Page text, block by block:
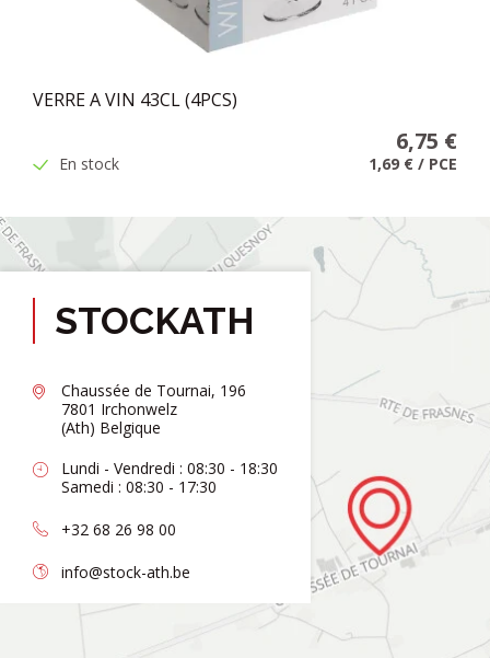
VERRE A VIN 43CL (4PCS)
6,75 €
En stock 1,69 € / PCE
STOCKATH
Chaussée de Tournai, 196
7801 Irchonwelz
(Ath) Belgique
Lundi - Vendredi : 08:30 - 18:30
Samedi : 08:30 - 17:30
+32 68 26 98 00
info@stock-ath.be